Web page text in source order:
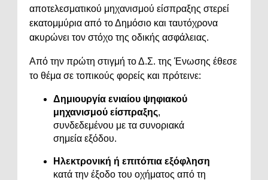
αποτελεσματικού μηχανισμού είσπραξης στερεί
εκατομμύρια από το Δημόσιο και ταυτόχρονα
ακυρώνει τον στόχο της οδικής ασφάλειας.
Από την πρώτη στιγμή το Δ.Σ. της Ένωσης έθεσε
το θέμα σε τοπικούς φορείς και πρότεινε:
Δημιουργία ενιαίου ψηφιακού
μηχανισμού είσπραξης,
συνδεδεμένου με τα συνοριακά
σημεία εξόδου.
Ηλεκτρονική ή επιτόπια εξόφληση
κατά την έξοδο του οχήματος από τη